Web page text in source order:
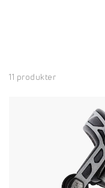
11 produkter